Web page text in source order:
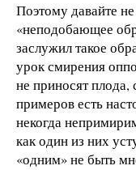
Поэтому давайте
«неподобающее
заслужил такое
урок смирения
не приносят плода,
примеров есть
некогда
как один из них
«одним» не быть